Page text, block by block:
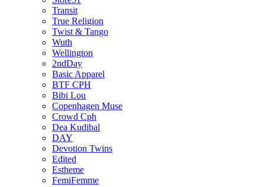
Transit
True Religion
Twist & Tango
Wuth
Wellington
2ndDay
Basic Apparel
BTF CPH
Bibi Lou
Copenhagen Muse
Crowd Cph
Dea Kudibal
DAY
Devotion Twins
Edited
Estheme
FemiFemme